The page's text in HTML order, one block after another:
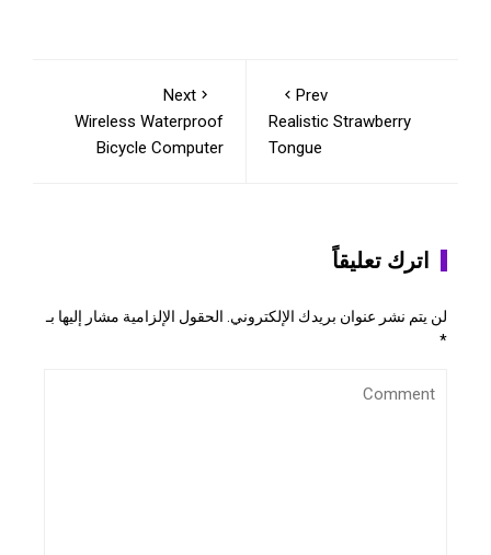
Prev
Realistic Strawberry
Tongue
Next
Wireless Waterproof
Bicycle Computer
اترك تعليقاً
لن يتم نشر عنوان بريدك الإلكتروني. الحقول الإلزامية مشار إليها بـ
*